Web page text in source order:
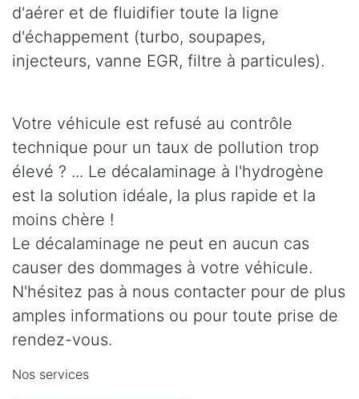
d'aérer et de fluidifier toute la ligne
d'échappement (turbo, soupapes,
injecteurs, vanne EGR, filtre à particules).
Votre véhicule est refusé au contrôle
technique pour un taux de pollution trop
élevé ? ... Le décalaminage à l'hydrogène
est la solution idéale, la plus rapide et la
moins chère !
Le décalaminage ne peut en aucun cas
causer des dommages à votre véhicule.
N'hésitez pas à nous contacter pour de plus
amples informations ou pour toute prise de
rendez-vous.
Nos services